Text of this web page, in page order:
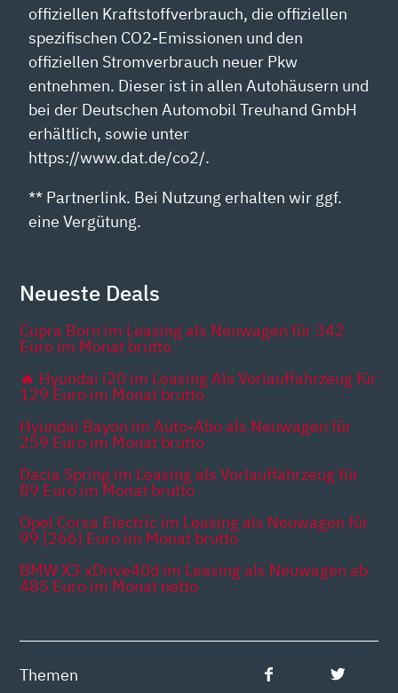
offiziellen Kraftstoffverbrauch, die offiziellen
spezifischen CO2-Emissionen und den
offiziellen Stromverbrauch neuer Pkw
entnehmen. Dieser ist in allen Autohäusern und
bei der Deutschen Automobil Treuhand GmbH
erhältlich, sowie unter
https://www.dat.de/co2/.
** Partnerlink. Bei Nutzung erhalten wir ggf.
eine Vergütung.
Neueste Deals
Cupra Born im Leasing als Neuwagen für 342
Euro im Monat brutto
🔥 Hyundai i20 im Leasing Als Vorlauffahrzeug für
129 Euro im Monat brutto
Hyundai Bayon im Auto-Abo als Neuwagen für
259 Euro im Monat brutto
Dacia Spring im Leasing als Vorlauffahrzeug für
89 Euro im Monat brutto
Opel Corsa Electric im Leasing als Neuwagen für
99 [266] Euro im Monat brutto
BMW X3 xDrive40d im Leasing als Neuwagen ab
485 Euro im Monat netto
Themen